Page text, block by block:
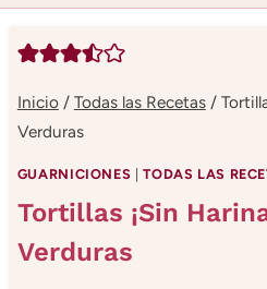
Inicio / Todas las Recetas /
Verduras
GUARNICIONES |TODAS LAS
Tortillas ¡Sin
Verduras